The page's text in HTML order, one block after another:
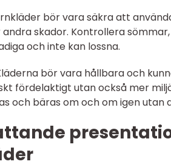
bör vara säkra att
skador. Kontrollera
och inte kan lossna.
bör vara hållbara och
fördelaktigt utan också mer
och bäras om och om igen utan